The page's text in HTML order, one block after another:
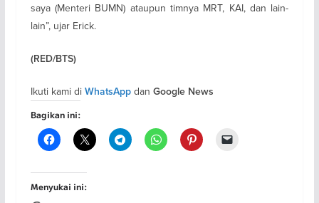
saya (Menteri BUMN) ataupun timnya MRT, KAI, dan lain-
lain”, ujar Erick.
(RED/BTS)
Ikuti kami di WhatsAppdan Google News
Bagikan ini:
Menyukai ini: